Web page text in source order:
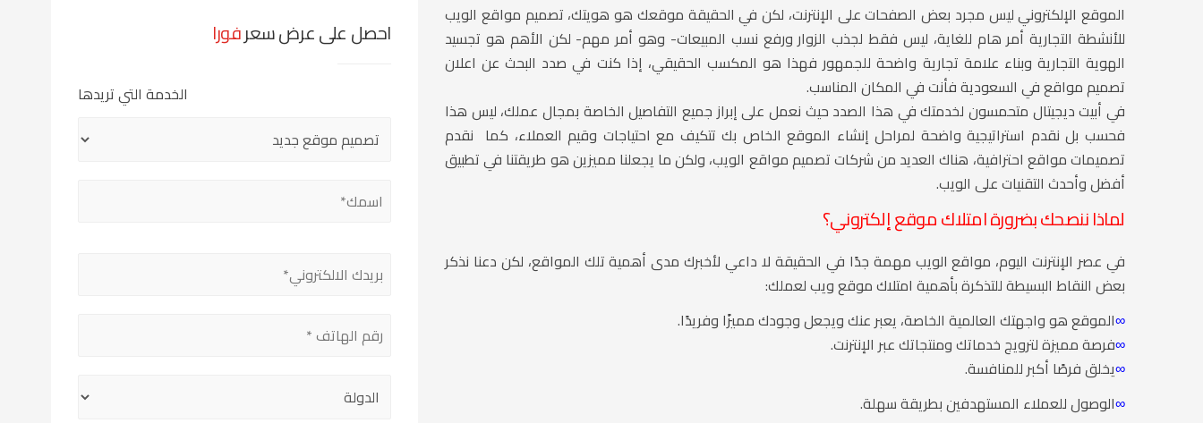
الموقع الإلكتروني ليس مجرد بعض الصفحات على الإنترنت، لكن في الحقيقة موقعك هو هويتك، تصميم مواقع الويب
للأنشطة التجارية أمر هام للغاية، ليس فقط لجذب الزوار ورفع نسب المبيعات- وهو أمر مهم- لكن الأهم هو تجسيد
الهوية التجارية وبناء علامة تجارية واضحة للجمهور فهذا هو المكسب الحقيقي، إذا كنت في صدد البحث عن اعلان
تصميم مواقع في السعودية فأنت في المكان المناسب.
في أبيت ديجيتال متحمسون لخدمتك في هذا الصدد حيث نعمل على إبراز جميع التفاصيل الخاصة بمجال عملك، ليس هذا
فحسب بل نقدم استراتيجية واضحة لمراحل إنشاء الموقع الخاص بك تتكيف مع احتياجات وقيم العملاء، كما نقدم
تصميمات مواقع احترافية، هناك العديد من شركات تصميم مواقع الويب، ولكن ما يجعلنا مميزين هو طريقتنا في تطبيق
أفضل وأحدث التقنيات على الويب.
لماذا ننصحك بضرورة امتلاك موقع إلكتروني؟
في عصر الإنترنت اليوم، مواقع الويب مهمة جدًا في الحقيقة لا داعي لأخبرك مدى أهمية تلك المواقع، لكن دعنا نذكر
بعض النقاط البسيطة للتذكرة بأهمية امتلاك موقع ويب لعملك:
∞الموقع هو واجهتك العالمية الخاصة، يعبر عنك ويجعل وجودك مميزًا وفريدًا.
∞فرصة مميزة لترويج خدماتك ومنتجاتك عبر الإنترنت.
∞يخلق فرصًا أكبر للمنافسة.
∞الوصول للعملاء المستهدفين بطريقة سهلة.
احصل على عرض سعرفورا
الخدمة التي تريدها